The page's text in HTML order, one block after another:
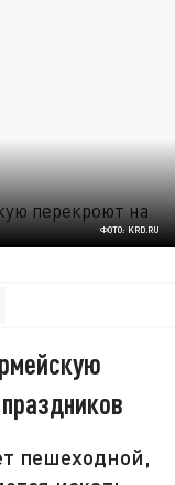
ФОТО: KRD.RU
пешеходной,